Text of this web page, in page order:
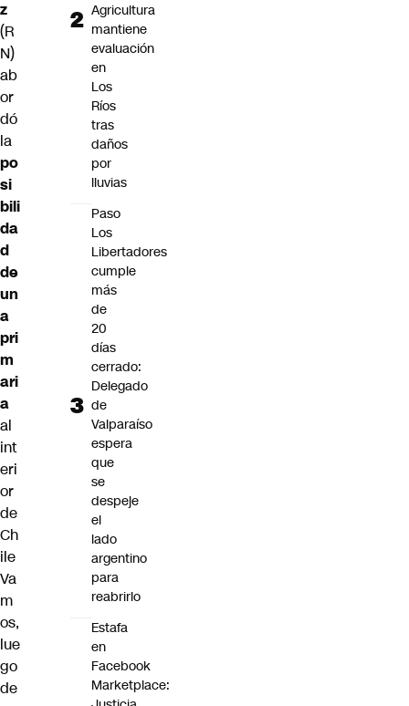
z
(R
N)
ab
or
dó
la
po
si
bili
da
d
de
un
a
pri
m
ari
a
al
int
eri
or
de
Ch
ile
Va
m
os,
lue
go
de
Agricultura
mantiene
evaluación
en
Los
Ríos
tras
daños
por
lluvias
Paso
Los
Libertadores
cumple
más
de
20
días
cerrado:
Delegado
de
Valparaíso
espera
que
se
despeje
el
lado
argentino
para
reabrirlo
Estafa
en
Facebook
Marketplace: